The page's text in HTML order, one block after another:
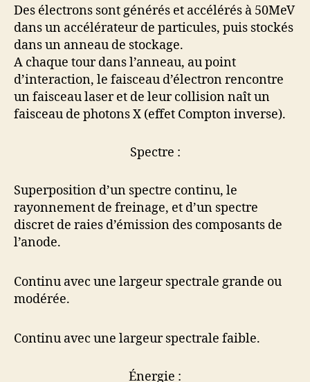
Des électrons sont générés et accélérés à 50MeV
dans un accélérateur de particules, puis stockés
dans un anneau de stockage.
A chaque tour dans l’anneau, au point
d’interaction, le faisceau d’électron rencontre
un faisceau laser et de leur collision naît un
faisceau de photons X (effet Compton inverse).
Spectre :
Superposition d’un spectre continu, le
rayonnement de freinage, et d’un spectre
discret de raies d’émission des composants de
l’anode.
Continu avec une largeur spectrale grande ou
modérée.
Continu avec une largeur spectrale faible.
Énergie :